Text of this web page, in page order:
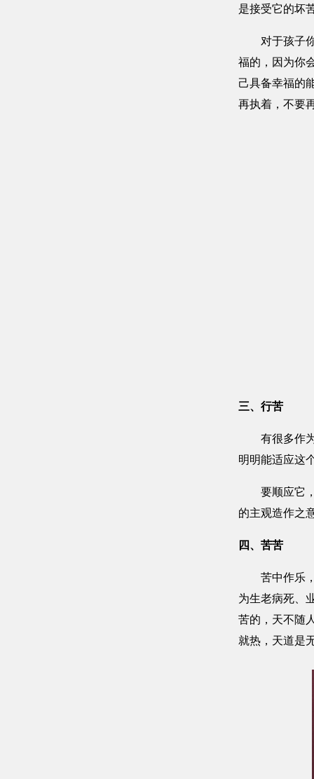
是接受它的坏
对于孩子你
福的，因为你
己具备幸福的
再执着，不要
三、行苦
有很多作为
明明能适应这
要顺应它，
的主观造作之
四、苦苦
苦中作乐，
为生老病死、
苦的，天不随
就热，天道是